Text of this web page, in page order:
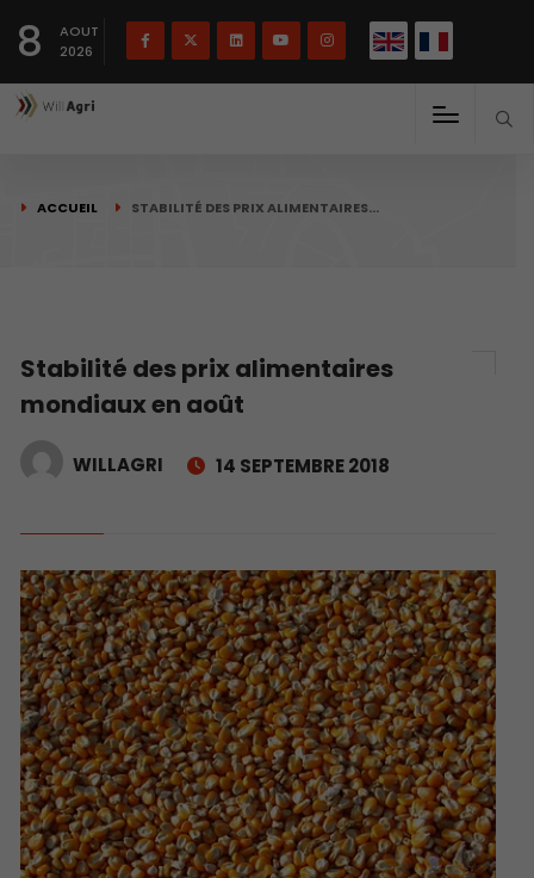
8
AOUT
2026
ACCUEIL STABILITÉ DES PRIX ALIMENTAIRES…
Stabilité des prix alimentaires
mondiaux en août
WILLAGRI 14 SEPTEMBRE 2018
Français English(English)